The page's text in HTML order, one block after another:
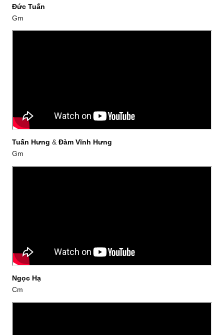
Đức Tuấn
Gm
Tuấn Hưng & Đàm Vĩnh Hưng
Gm
Ngọc Hạ
Cm